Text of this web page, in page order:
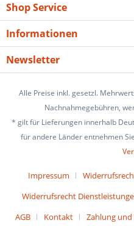
Shop Service
Informationen
Newsletter
Alle Preise inkl. gesetzl.
Nachnahmegebühren,
* gilt für Lieferungen innerhalb
für andere Länder entnehmen
Impressum
Widerrufsrecht
AGB
Kontakt Zahlung und